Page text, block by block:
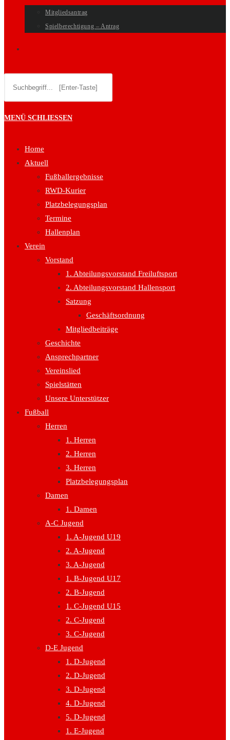
Mitgliedsantrag
Spielberechtigung – Antrag
UMSCHALTEN
MENÜ SCHLIESSEN
Home
Aktuell
Fußballergebnisse
RWD-Kurier
Platzbelegungsplan
Termine
Hallenplan
Verein
Vorstand
1. Abteilungsvorstand Freiluftsport
2. Abteilungsvorstand Hallensport
Satzung
Geschäftsordnung
Mitgliedbeiträge
Geschichte
Ansprechpartner
Vereinslied
Spielstätten
Unsere Unterstützer
Fußball
Herren
1. Herren
2. Herren
3. Herren
Platzbelegungsplan
Damen
1. Damen
A-C Jugend
1. A-Jugend U19
2. A-Jugend
3. A-Jugend
1. B-Jugend U17
2. B-Jugend
1. C-Jugend U15
2. C-Jugend
3. C-Jugend
D-E Jugend
1. D-Jugend
2. D-Jugend
3. D-Jugend
4. D-Jugend
5. D-Jugend
1. E-Jugend